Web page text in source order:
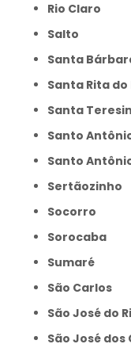
Rio Claro
Salto
Santa
Santa Rita
Santa
Santo
Santo
Sertãozinho
Socorro
Sorocaba
Sumaré
São Carlos
São José do
São José